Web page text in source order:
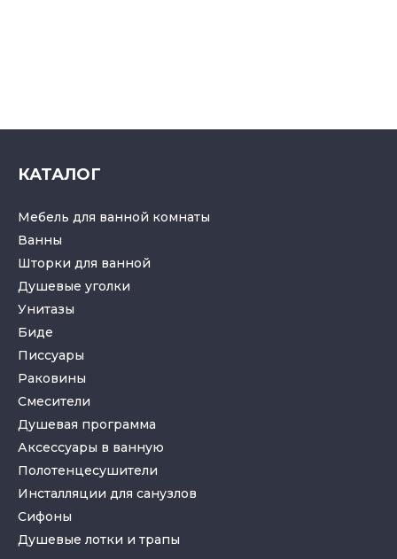
КАТАЛОГ
Мебель для ванной комнаты
Ванны
Шторки для ванной
Душевые уголки
Унитазы
Биде
Писсуары
Раковины
Смесители
Душевая программа
Аксессуары в ванную
Полотенцесушители
Инсталляции для санузлов
Cифоны
Душевые лотки и трапы